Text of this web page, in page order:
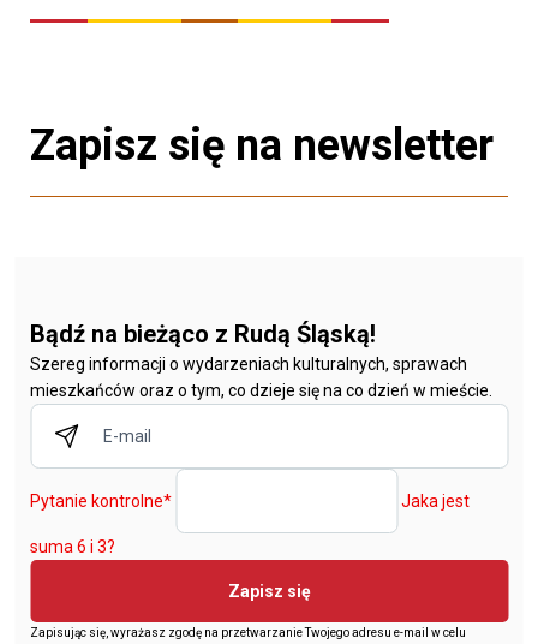
Zapisz się na newsletter
Bądź na bieżąco z Rudą Śląską!
Szereg informacji o wydarzeniach kulturalnych, sprawach
mieszkańców oraz o tym, co dzieje się na co dzień w mieście.
Pytanie kontrolne* Jaka jest
suma 6 i 3?
Zapisz się
Zapisując się, wyrażasz zgodę na przetwarzanie Twojego adresu e-mail w celu